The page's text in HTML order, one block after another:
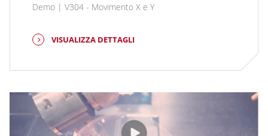
Demo | V304 - Movimento X e Y
VISUALIZZA DETTAGLI